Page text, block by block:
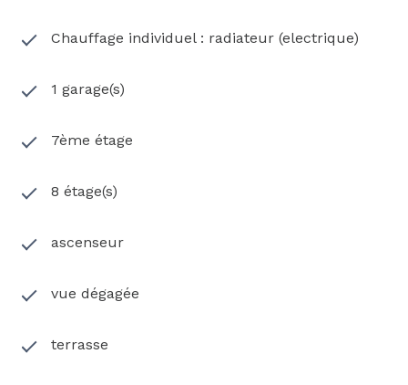
accès facile aux commodités locales, aux écoles
également à quelques minutes du centre-ville
Découvrez une vie où le luxe et la commodité se
expérience exceptionnelle.
Pour toutes informations complémentaires,
immobilier - O7 66 85 08 66 - n°RSAC : 953 872 504
Chauffage individuel : radiateur (electrique)
1 garage(s)
7ème étage
8 étage(s)
ascenseur
vue dégagée
terrasse